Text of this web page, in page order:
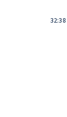
32:38